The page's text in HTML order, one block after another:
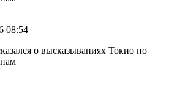
08:54
о высказываниях Токио по